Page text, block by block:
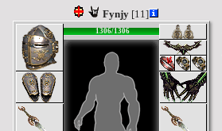
Fynjy[11]
1306/1306